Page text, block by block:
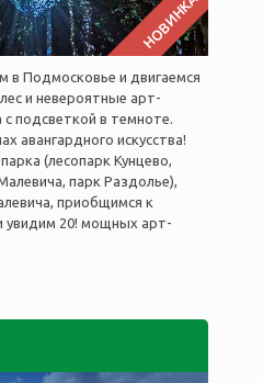
НОВИНКА
в Подмосковье и двигаемся
и невероятные арт-
подсветкой в темноте.
авангардного искусства!
(лесопарк Кунцево,
парк Раздолье),
приобщимся к
увидим 20! мощных арт-